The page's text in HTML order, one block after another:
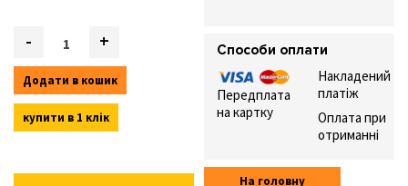
Способи оплати
Передплата
на картку
Накладений
платіж
Оплата при
отриманні
На головну
- +
Додати в кошик
купити в 1 клік